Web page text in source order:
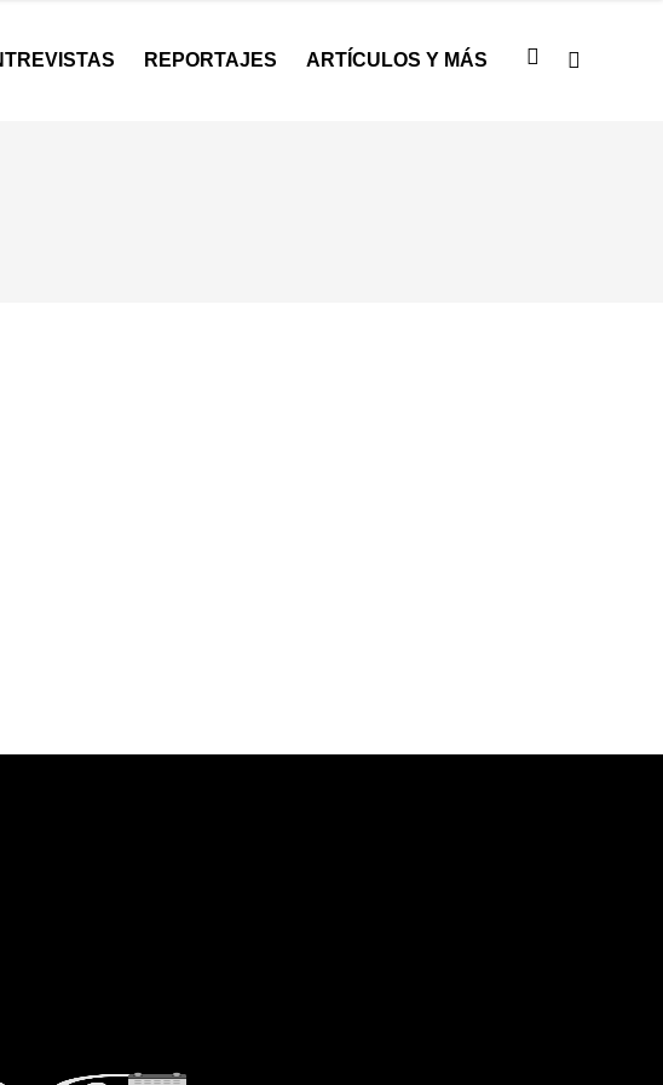
REPORTAJES ARTÍCULOS Y MÁS